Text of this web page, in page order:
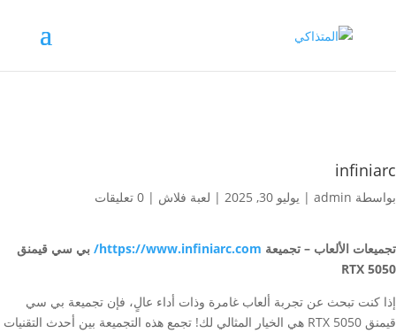
infiniarc
بواسطة admin
| يوليو 30, 2025 | لعبة فلاش | 0 تعليقات
تجميعات الألعاب – تجميعة https://www.infiniarc.com/ بي سي قيمنق
RTX 5050
إذا كنت تبحث عن تجربة ألعاب غامرة وذات أداء عالٍ، فإن تجميعة بي سي
قيمنق RTX 5050 هي الخيار المثالي لك! تجمع هذه التجميعة بين أحدث التقنيات